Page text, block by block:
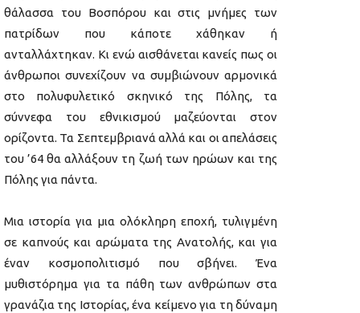
θάλασσα του Βοσπόρου και στις μνήμες των
πατρίδων που κάποτε χάθηκαν ή
ανταλλάχτηκαν. Κι ενώ αισθάνεται κανείς πως οι
άνθρωποι συνεχίζουν να συμβιώνουν αρμονικά
στο πολυφυλετικό σκηνικό της Πόλης, τα
σύννεφα του εθνικισμού μαζεύονται στον
ορίζοντα. Τα Σεπτεμβριανά αλλά και οι απελάσεις
του ’64 θα αλλάξουν τη ζωή των ηρώων και της
Πόλης για πάντα.
Μια ιστορία για μια ολόκληρη εποχή, τυλιγμένη
σε καπνούς και αρώματα της Ανατολής, και για
έναν κοσμοπολιτισμό που σβήνει. Ένα
μυθιστόρημα για τα πάθη των ανθρώπων στα
γρανάζια της Ιστορίας, ένα κείμενο για τη δύναμη